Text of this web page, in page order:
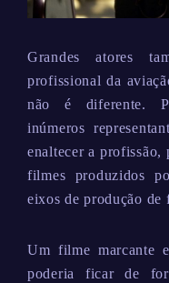
Grandes atores
profissional da
não é diferente.
inúmeros
enaltecer a profissão,
filmes produzidos
eixos de produção de
Um filme marcante
poderia ficar de